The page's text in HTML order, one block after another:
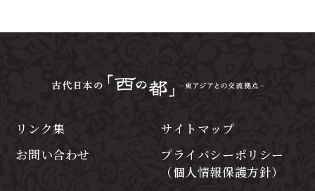
リンク集
サイトマップ
お問い合わせ
プライバシーポリシー
（個人情報保護方針）